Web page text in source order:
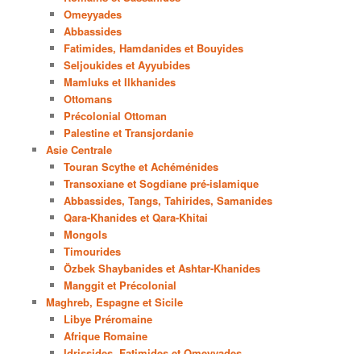
Omeyyades
Abbassides
Fatimides, Hamdanides et Bouyides
Seljoukides et Ayyubides
Mamluks et Ilkhanides
Ottomans
Précolonial Ottoman
Palestine et Transjordanie
Asie Centrale
Touran Scythe et Achéménides
Transoxiane et Sogdiane pré-islamique
Abbassides, Tangs, Tahirides, Samanides
Qara-Khanides et Qara-Khitai
Mongols
Timourides
Özbek Shaybanides et Ashtar-Khanides
Manggit et Précolonial
Maghreb, Espagne et Sicile
Libye Préromaine
Afrique Romaine